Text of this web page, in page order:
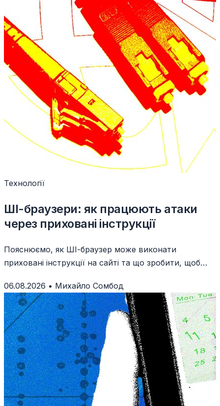
Технології
ШІ-браузери: як працюють атаки
через приховані інструкції
Пояснюємо, як ШІ-браузер може виконати
приховані інструкції на сайті та що зробити, щоб
06.08.2026 • Михайло Сомбод